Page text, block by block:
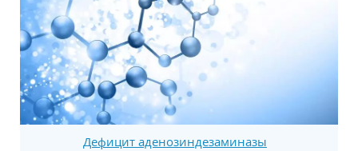
Дефицит аденозиндезаминазы